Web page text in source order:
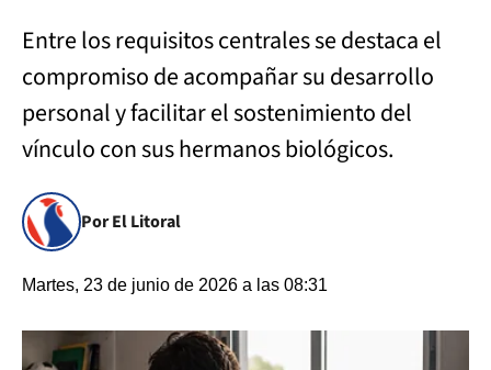
Entre los requisitos centrales se destaca el
compromiso de acompañar su desarrollo
personal y facilitar el sostenimiento del
vínculo con sus hermanos biológicos.
Por El Litoral
Martes, 23 de junio de 2026 a las 08:31